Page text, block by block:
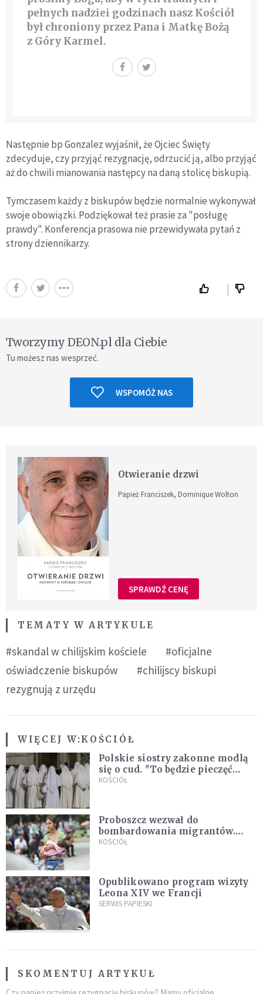
pełnych nadziei godzinach nasz Kościół
był chroniony przez Pana i Matkę Bożą
z Góry Karmel.
Następnie bp Gonzalez wyjaśnił, że Ojciec Święty
zdecyduje, czy przyjąć rezygnację, odrzucić ją, albo przyjąć
aż do chwili mianowania następcy na daną stolicę biskupią.
Tymczasem każdy z biskupów będzie normalnie wykonywał
swoje obowiązki. Podziękował też prasie za "posługę
prawdy". Konferencja prasowa nie przewidywała pytań z
strony dziennikarzy.
Tworzymy DEON.pl dla Ciebie
Tu możesz nas wesprzeć.
WSPOMÓŻ NAS
Otwieranie drzwi
Papież Franciszek, Dominique Wolton
SPRAWDŹ CENĘ
TEMATY W ARTYKULE
#skandal w chilijskim kościele
#oficjalne
oświadczenie biskupów
#chilijscy biskupi
rezygnują z urzędu
WIĘCEJ W:KOŚCIÓŁ
Polskie siostry zakonne modlą
się o cud. "To będzie pieczęć
Pana Boga dla naszej wiary"
KOŚCIÓŁ
Proboszcz wezwał do
bombardowania migrantów.
"Masowy ogień przeciwko
KOŚCIÓŁ
Opublikowano program wizyty
Leona XIV we Francji
SERWIS PAPIESKI
SKOMENTUJ ARTYKUŁ